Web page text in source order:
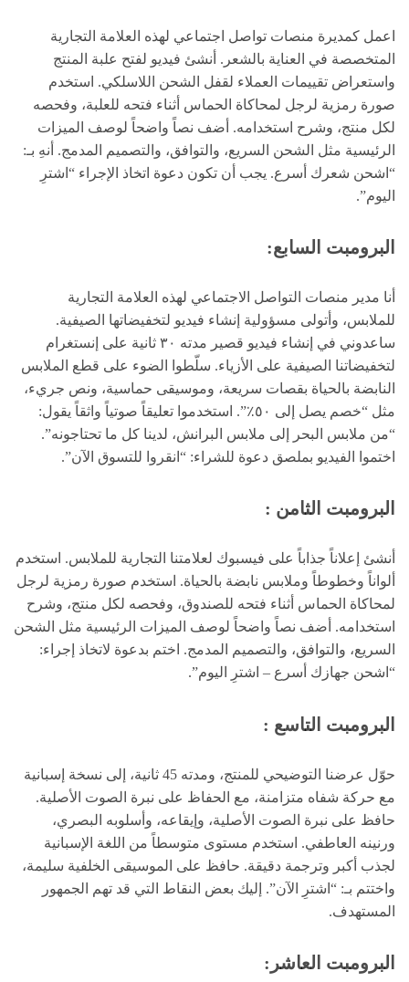
اعمل كمديرة منصات تواصل اجتماعي لهذه العلامة التجارية
المتخصصة في العناية بالشعر. أنشئ فيديو لفتح علبة المنتج
واستعراض تقييمات العملاء لقفل الشحن اللاسلكي. استخدم
صورة رمزية لرجل لمحاكاة الحماس أثناء فتحه للعلبة، وفحصه
لكل منتج، وشرح استخدامه. أضف نصاً واضحاً لوصف الميزات
الرئيسية مثل الشحن السريع، والتوافق، والتصميم المدمج. أنهِ بـ:
“اشحن شعرك أسرع. يجب أن تكون دعوة اتخاذ الإجراء “اشترِ
اليوم”.
البرومبت السابع:
أنا مدير منصات التواصل الاجتماعي لهذه العلامة التجارية
للملابس، وأتولى مسؤولية إنشاء فيديو لتخفيضاتها الصيفية.
ساعدوني في إنشاء فيديو قصير مدته ٣٠ ثانية على إنستغرام
لتخفيضاتنا الصيفية على الأزياء. سلّطوا الضوء على قطع الملابس
النابضة بالحياة بقصات سريعة، وموسيقى حماسية، ونص جريء،
مثل “خصم يصل إلى ٥٠٪”. استخدموا تعليقاً صوتياً واثقاً يقول:
“من ملابس البحر إلى ملابس البرانش، لدينا كل ما تحتاجونه”.
اختموا الفيديو بملصق دعوة للشراء: “انقروا للتسوق الآن”.
البرومبت الثامن :
أنشئ إعلاناً جذاباً على فيسبوك لعلامتنا التجارية للملابس. استخدم
ألواناً وخطوطاً وملابس نابضة بالحياة. استخدم صورة رمزية لرجل
لمحاكاة الحماس أثناء فتحه للصندوق، وفحصه لكل منتج، وشرح
استخدامه. أضف نصاً واضحاً لوصف الميزات الرئيسية مثل الشحن
السريع، والتوافق، والتصميم المدمج. اختم بدعوة لاتخاذ إجراء:
“اشحن جهازك أسرع – اشترِ اليوم”.
البرومبت التاسع :
حوّل عرضنا التوضيحي للمنتج، ومدته 45 ثانية، إلى نسخة إسبانية
مع حركة شفاه متزامنة، مع الحفاظ على نبرة الصوت الأصلية.
حافظ على نبرة الصوت الأصلية، وإيقاعه، وأسلوبه البصري،
ورنينه العاطفي. استخدم مستوى متوسطاً من اللغة الإسبانية
لجذب أكبر وترجمة دقيقة. حافظ على الموسيقى الخلفية سليمة،
واختتم بـ: “اشترِ الآن”. إليك بعض النقاط التي قد تهم الجمهور
المستهدف.
البرومبت العاشر: